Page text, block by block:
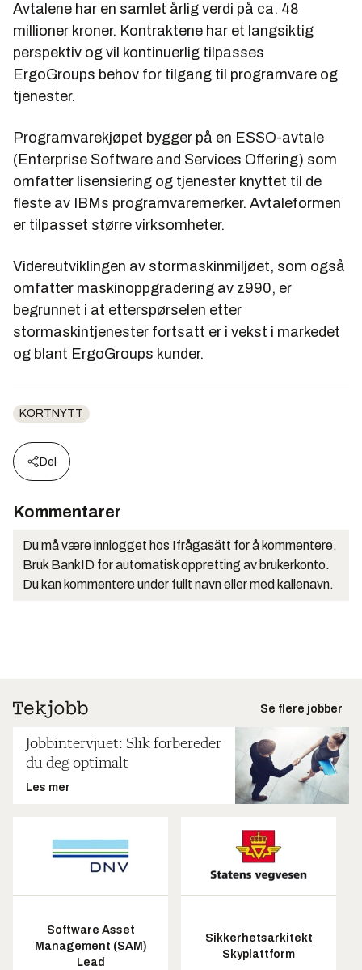
Avtalene har en samlet årlig verdi på ca. 48
millioner kroner. Kontraktene har et langsiktig
perspektiv og vil kontinuerlig tilpasses
ErgoGroups behov for tilgang til programvare og
tjenester.
Programvarekjøpet bygger på en ESSO-avtale
(Enterprise Software and Services Offering) som
omfatter lisensiering og tjenester knyttet til de
fleste av IBMs programvaremerker. Avtaleformen
er tilpasset større virksomheter.
Videreutviklingen av stormaskinmiljøet, som også
omfatter maskinoppgradering av z990, er
begrunnet i at etterspørselen etter
stormaskintjenester fortsatt er i vekst i markedet
og blant ErgoGroups kunder.
KORTNYTT
Del
Kommentarer
Du må være innlogget hos Ifrågasätt for å kommentere.
Bruk BankID for automatisk oppretting av brukerkonto.
Du kan kommentere under fullt navn eller med kallenavn.
Se flere jobber
Jobbintervjuet: Slik forbereder
du deg optimalt
Les mer
Software Asset
Management (SAM)
Lead
Sikkerhetsarkitekt
Skyplattform